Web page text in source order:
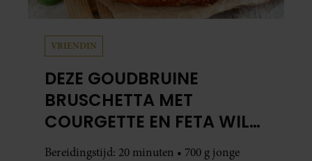
VRIENDIN
DEZE GOUDBRUINE
BRUSCHETTA MET
COURGETTE EN FETA WIL
JE METEEN MAKEN
Bereidingstijd: 20 minuten • 700 g jonge